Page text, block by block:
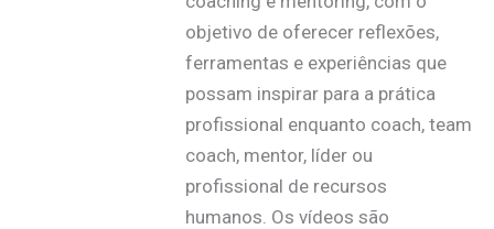
objetivo de oferecer reflexões,
ferramentas e experiências que
possam inspirar para a prática
profissional enquanto coach, team
coach, mentor, líder ou
profissional de recursos
humanos. Os vídeos são